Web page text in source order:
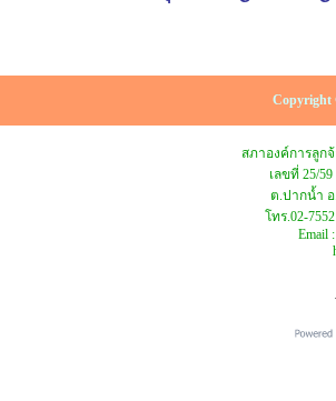
Copyright
สภาองค์การลูก
เลขที่ 25/
ต.ปากน้ำ อ
โทร.02-
Email